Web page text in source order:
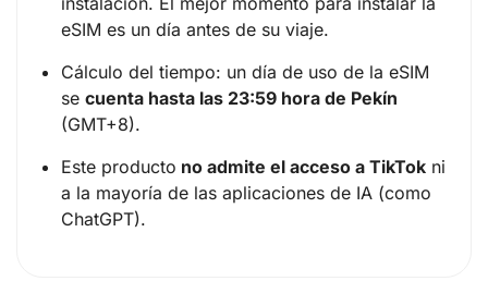
eSIM es un día antes de su viaje.
Cálculo del tiempo: un día de uso de la eSIM
se cuenta hasta las 23:59 hora de Pekín
(GMT+8).
Este producto no admite el acceso a TikTok ni
a la mayoría de las aplicaciones de IA (como
ChatGPT).